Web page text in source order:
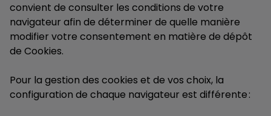
convient de consulter les conditions de votre
navigateur afin de déterminer de quelle manière
modifier votre consentement en matière de dépôt
de Cookies.
Pour la gestion des cookies et de vos choix, la
configuration de chaque navigateur est différente :